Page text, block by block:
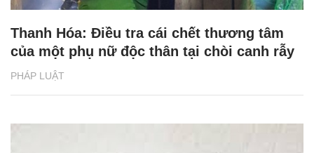
PHÁP LUẬT
Thanh Hóa: Điều tra cái chết thương tâm
của một phụ nữ độc thân tại chòi canh rẫy